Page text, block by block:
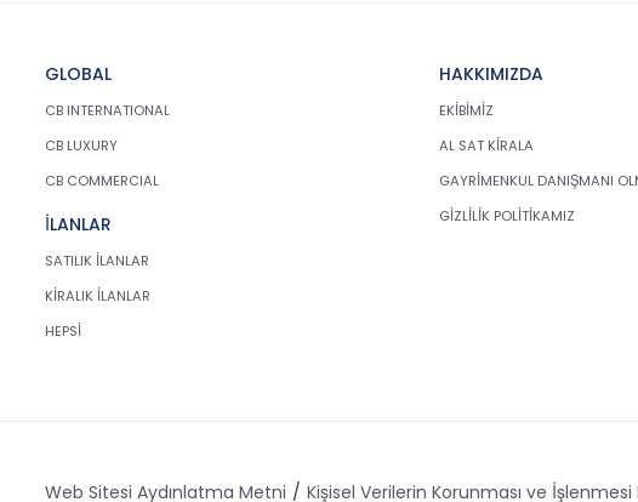
GLOBAL
CB INTERNATIONAL
CB LUXURY
CB COMMERCIAL
İLANLAR
SATILIK İLANLAR
KİRALIK İLANLAR
HEPSİ
HAKKIMIZDA
EKİBİMİZ
AL SAT KİRALA
GAYRİMENKUL DANIŞMANI
GİZLİLİK POLİTİKAMIZ
Web Sitesi Aydınlatma Metni Kişisel Verilerin Korunması ve İşlenmesi